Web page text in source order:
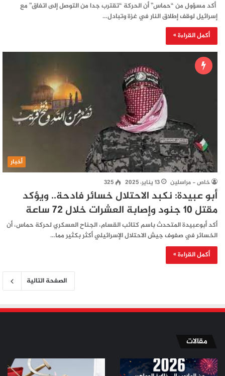
أكد مسؤول من “حماس” أن الحركة “تقترب جدا من التوصل إلى اتفاق” مع
إسرائيل لوقف إطلاق النار في غزة وتبادل…
أكمل القراءة »
أخبار
خاص - مراسلين 13 يناير، 2025 325
أبو عبيدة: نكبد الاحتلال خسائر فادحة.. ويؤكد
مقتل 10 جنود وإصابة العشرات خلال 72 ساعة
أكد أبوعبيدة المتحدث باسم كتائب القسام، الجناح العسكري لحركة حماس، أن
الخسائر في صفوف جيش الاحتلال الإسرائيلي أكثر بكثير مما…
أكمل القراءة »
الصفحة التالية
مقالات
من
الملاعب
ثورة